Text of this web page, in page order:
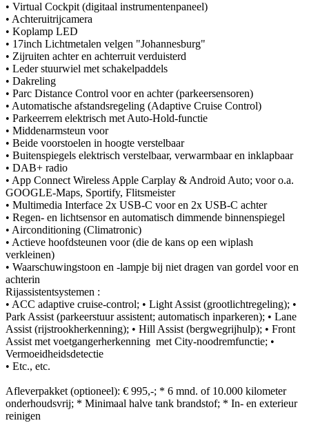
• Virtual Cockpit (digitaal instrumentenpaneel)
• Achteruitrijcamera
• Koplamp LED
• 17inch Lichtmetalen velgen "Johannesburg"
• Zijruiten achter en achterruit verduisterd
• Leder stuurwiel met schakelpaddels
• Dakreling
• Parc Distance Control voor en achter (parkeersensoren)
• Automatische afstandsregeling (Adaptive Cruise Control)
• Parkeerrem elektrisch met Auto-Hold-functie
• Middenarmsteun voor
• Beide voorstoelen in hoogte verstelbaar
• Buitenspiegels elektrisch verstelbaar, verwarmbaar en inklapbaar
• DAB+ radio
• App Connect Wireless Apple Carplay & Android Auto; voor o.a.
GOOGLE-Maps, Sportify, Flitsmeister
• Multimedia Interface 2x USB-C voor en 2x USB-C achter
• Regen- en lichtsensor en automatisch dimmende binnenspiegel
• Airconditioning (Climatronic)
• Actieve hoofdsteunen voor (die de kans op een wiplash
verkleinen)
• Waarschuwingstoon en -lampje bij niet dragen van gordel voor en
achterin
Rijassistentsystemen :
• ACC adaptive cruise-control; • Light Assist (grootlichtregeling); •
Park Assist (parkeerstuur assistent; automatisch inparkeren); • Lane
Assist (rijstrookherkenning); • Hill Assist (bergwegrijhulp); • Front
Assist met voetgangerherkenning met City-noodremfunctie; •
Vermoeidheidsdetectie
• Etc., etc.
Afleverpakket (optioneel): € 995,-; * 6 mnd. of 10.000 kilometer
onderhoudsvrij; * Minimaal halve tank brandstof; * In- en exterieur
reinigen